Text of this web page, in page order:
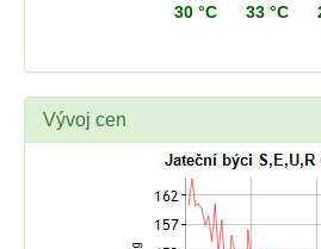
30 °C 33 °C
Vývoj cen